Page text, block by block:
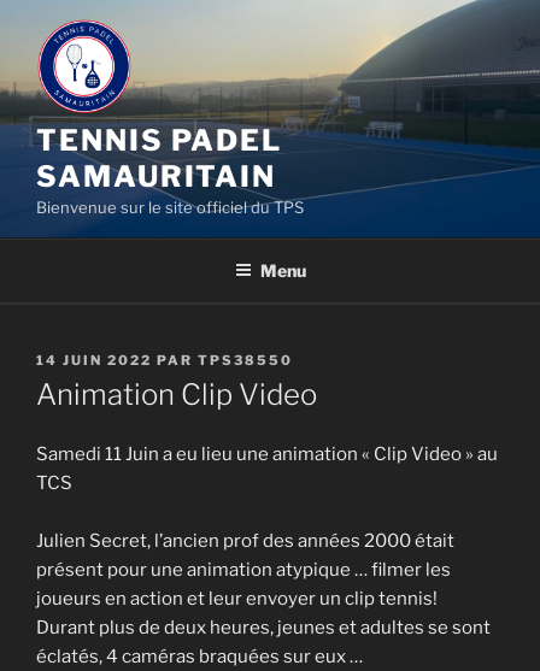
contenu
principal
TENNIS PADEL
SAMAURITAIN
Bienvenue sur le site officiel du TPS
Menu
PUBLIÉ
LE
14 JUIN 2022 PAR TPS38550
Animation Clip Video
Samedi 11 Juin a eu lieu une animation « Clip Video » au
TCS
Julien Secret, l’ancien prof des années 2000 était
présent pour une animation atypique … filmer les
joueurs en action et leur envoyer un clip tennis!
Durant plus de deux heures, jeunes et adultes se sont
éclatés, 4 caméras braquées sur eux …